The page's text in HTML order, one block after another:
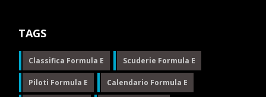
TAGS
Classifica Formula E Scuderie Formula E
Piloti Formula E Calendario Formula E